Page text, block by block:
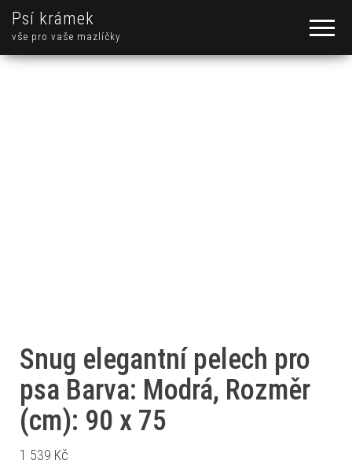
Psí krámek
vše pro vaše mazlíčky
Snug elegantní pelech pro
psa Barva: Modrá, Rozměr
(cm): 90 x 75
1 539 Kč